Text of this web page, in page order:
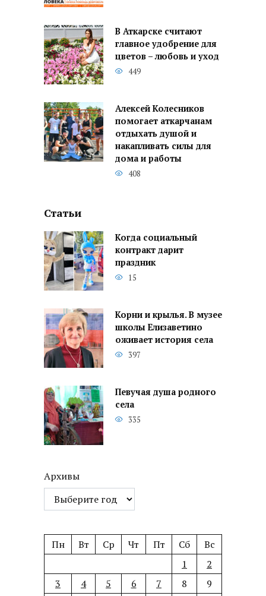
В Аткарске считают
главное удобрение для
цветов – любовь и уход
449
Алексей Колесников
помогает аткарчанам
отдыхать душой и
накапливать силы для
дома и работы
408
Статьи
Когда социальный
контракт дарит
праздник
15
Корни и крылья. В музее
школы Елизаветино
оживает история села
397
Певучая душа родного
села
335
Архивы
Пн Вт Ср Чт Пт Сб
Вс
1
2
3
4 5 6 7 8
9